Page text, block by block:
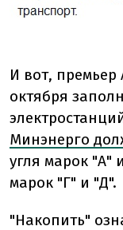
И вот,
октября
Минэнерго
угля марок "А"
марок "Г" и "Д".
"Накопить"